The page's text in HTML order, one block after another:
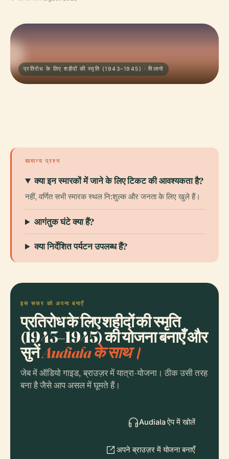
प्रतिरोध के लिए शहीदों की स्मृति (1943–1945) · मिलानो
सामान्य प्रश्न
क्या इन स्मारकों में जाने के लिए टिकट की आवश्यकता है?
नहीं, वर्णित सभी स्मारक स्थल नि:शुल्क और जनता के लिए खुले हैं।
आगंतुक घंटे क्या हैं?
क्या निर्देशित पर्यटन उपलब्ध हैं?
इस सफर को अपना बनाएँ
प्रतिरोध के लिए शहीदों की स्मृति
(1943–1945) की योजना बनाएँ और
सुनेंAudiala के साथ।
जेब में ऑडियो गाइड, ब्राउज़र में यात्रा-योजना। ठीक उसी तरह
बना है जैसे आप असल में घूमते हैं।
Audiala ऐप में खोलें
अपने ब्राउज़र में योजना बनाएँ